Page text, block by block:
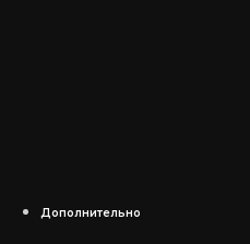
Дополнительно